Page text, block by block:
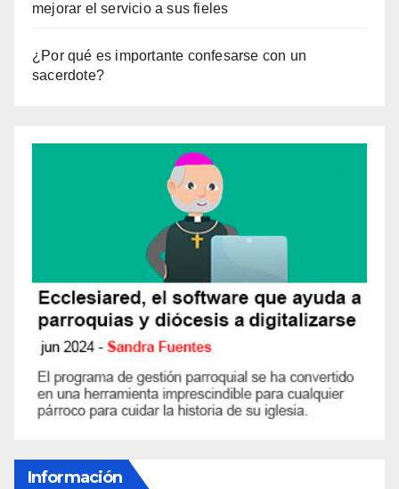
mejorar el servicio a sus fieles
¿Por qué es importante confesarse con un
sacerdote?
Información